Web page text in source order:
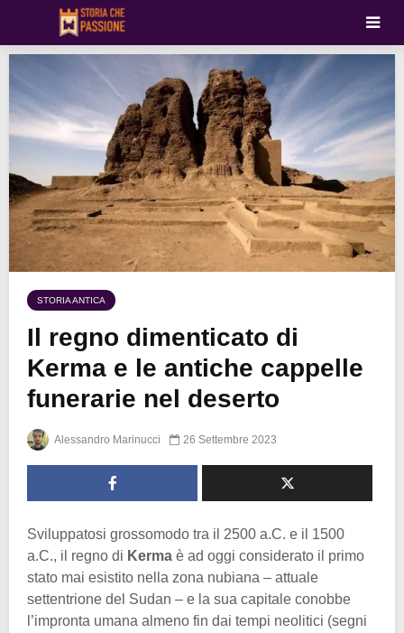
STORIA ANTICA
Il regno dimenticato di
Kerma e le antiche cappelle
funerarie nel deserto
Alessandro Marinucci 26 Settembre 2023
Sviluppatosi grossomodo tra il 2500 a.C. e il 1500
a.C., il regno di Kerma è ad oggi considerato il primo
stato mai esistito nella zona nubiana – attuale
settentrione del Sudan – e la sua capitale conobbe
l’impronta umana almeno fin dai tempi neolitici (segni